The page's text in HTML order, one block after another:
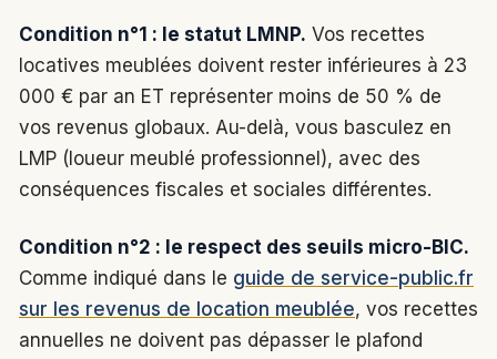
Condition n°1 : le statut LMNP. Vos recettes
locatives meublées doivent rester inférieures à 23
000 € par an ET représenter moins de 50 % de
vos revenus globaux. Au-delà, vous basculez en
LMP (loueur meublé professionnel), avec des
conséquences fiscales et sociales différentes.
Condition n°2 : le respect des seuils micro-BIC.
Comme indiqué dans le guide de service-public.fr
sur les revenus de location meublée, vos recettes
annuelles ne doivent pas dépasser le plafond